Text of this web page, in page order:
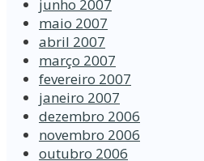
junho 2007
maio 2007
abril 2007
março 2007
fevereiro 2007
janeiro 2007
dezembro 2006
novembro 2006
outubro 2006